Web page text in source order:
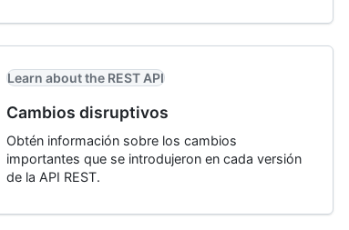
Learn about the REST API
Cambios disruptivos
Obtén información sobre los cambios
importantes que se introdujeron en cada versión
de la API REST.